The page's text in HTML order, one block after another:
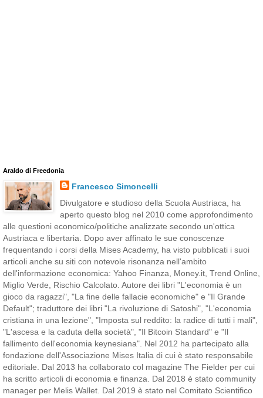
Araldo di Freedonia
Francesco Simoncelli
Divulgatore e studioso della Scuola Austriaca, ha
aperto questo blog nel 2010 come approfondimento
alle questioni economico/politiche analizzate secondo un'ottica
Austriaca e libertaria. Dopo aver affinato le sue conoscenze
frequentando i corsi della Mises Academy, ha visto pubblicati i suoi
articoli anche su siti con notevole risonanza nell'ambito
dell'informazione economica: Yahoo Finanza, Money.it, Trend Online,
Miglio Verde, Rischio Calcolato. Autore dei libri "L'economia è un
gioco da ragazzi", "La fine delle fallacie economiche" e "Il Grande
Default"; traduttore dei libri "La rivoluzione di Satoshi", "L'economia
cristiana in una lezione", "Imposta sul reddito: la radice di tutti i mali",
"L'ascesa e la caduta della società", "Il Bitcoin Standard" e "Il
fallimento dell'economia keynesiana". Nel 2012 ha partecipato alla
fondazione dell'Associazione Mises Italia di cui è stato responsabile
editoriale. Dal 2013 ha collaborato col magazine The Fielder per cui
ha scritto articoli di economia e finanza. Dal 2018 è stato community
manager per Melis Wallet. Dal 2019 è stato nel Comitato Scientifico